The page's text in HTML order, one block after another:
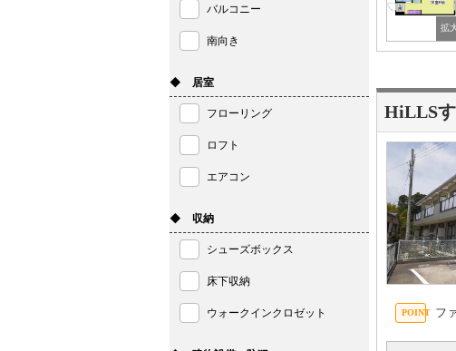
HiLLS
フ
バルコニー
南向き
◆ 居室
フローリング
ロフト
エアコン
◆ 収納
シューズボックス
床下収納
ウォークインクロゼット